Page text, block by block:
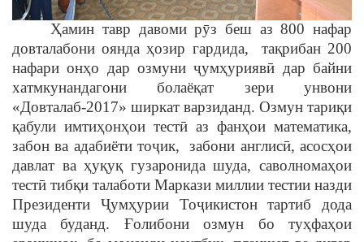
Ҳамин тавр давоми рȳз беш аз 800 нафар
довталабони оянда ҳозир гардида, тақрибан 200
нафари онҳо дар озмуни ҷумҳуриявӣ дар байни
хатмкунандагони болаёқат зери унвони
«Довталаб-2017» ширкат варзиданд. Озмун тариқи
қабули имтиҳонҳои тестӣ аз фанҳои математика,
забон ва адабиёти тоҷик, забони англисӣ, асосҳои
давлат ва ҳуқуқ гузаронида шуда, саволномаҳои
тестӣ тибқи талаботи Маркази миллии тестии назди
Президенти Ҷумҳурии Тоҷикистон тартиб дода
шуда буданд. Ғолибони озмун бо туҳфаҳои